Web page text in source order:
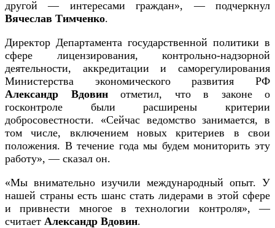
другой — интересами граждан», — подчеркнул
Вячеслав Тимченко.
Директор Департамента государственной политики в
сфере лицензирования, контрольно-надзорной
деятельности, аккредитации и саморегулирования
Министерства экономического развития РФ
Александр Вдовин отметил, что
в законе о
госконтроле были расширены критерии
добросовестности. «Сейчас ведомство занимается, в
том числе, включением новых критериев в свои
положения. В течение года мы будем мониторить эту
работу», — сказал он.
«Мы внимательно изучили международный опыт. У
нашей страны есть шанс стать лидерами в этой сфере
и привнести многое в технологии контроля», —
считает Александр Вдовин.